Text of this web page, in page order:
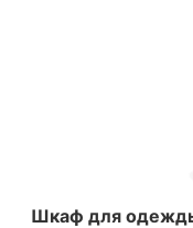
Шкаф для